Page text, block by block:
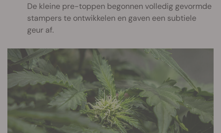
De kleine pre-toppen begonnen volledig gevormde
stampers te ontwikkelen en gaven een subtiele
geur af.